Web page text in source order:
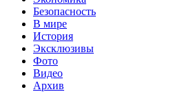
Безопасность
В мире
История
Эксклюзивы
Фото
Видео
Архив